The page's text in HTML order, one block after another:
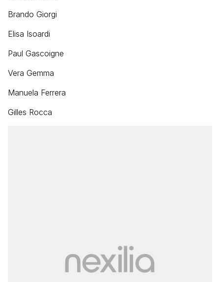
Brando Giorgi
Elisa Isoardi
Paul Gascoigne
Vera Gemma
Manuela Ferrera
Gilles Rocca